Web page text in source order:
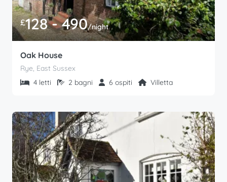
£128 - 490/night
Oak House
Rye, East Sussex
4 letti
2 bagni 6 ospiti Villetta